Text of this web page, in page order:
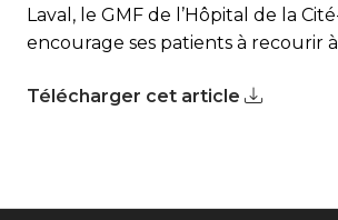
Laval, le GMF de l’Hôpital de la
encourage ses patients à recourir
Télécharger cet article